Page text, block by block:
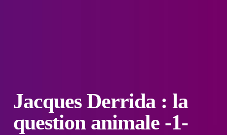
Jacques Derrida : la
question animale -1-